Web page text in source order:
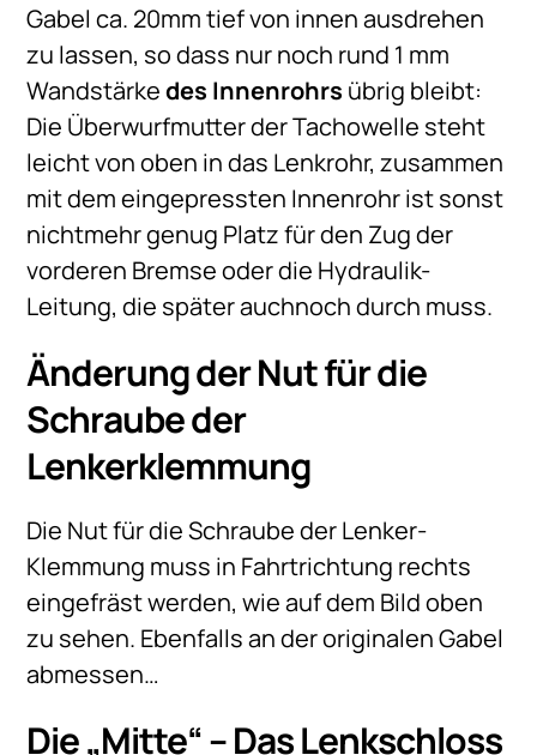
Gabel ca. 20mm tief von innen ausdrehen
zu lassen, so dass nur noch rund 1 mm
Wandstärkedes Innenrohrs übrig bleibt:
Die Überwurfmutter der Tachowelle steht
leicht von oben in das Lenkrohr, zusammen
mit dem eingepressten Innenrohr ist sonst
nichtmehr genug Platz für den Zug der
vorderen Bremse oder die Hydraulik-
Leitung, die später auchnoch durch muss.
Änderung der Nut für die
Schraube der
Lenkerklemmung
Die Nut für die Schraube der Lenker-
Klemmung muss in Fahrtrichtung rechts
eingefräst werden, wie auf dem Bild oben
zu sehen. Ebenfalls an der originalen Gabel
abmessen…
Die „Mitte“ – Das Lenkschloss